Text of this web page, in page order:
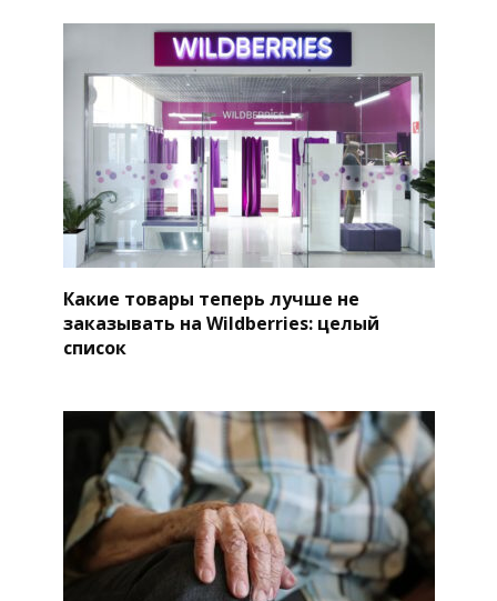
Какие товары теперь лучше не
заказывать на Wildberries: целый
список